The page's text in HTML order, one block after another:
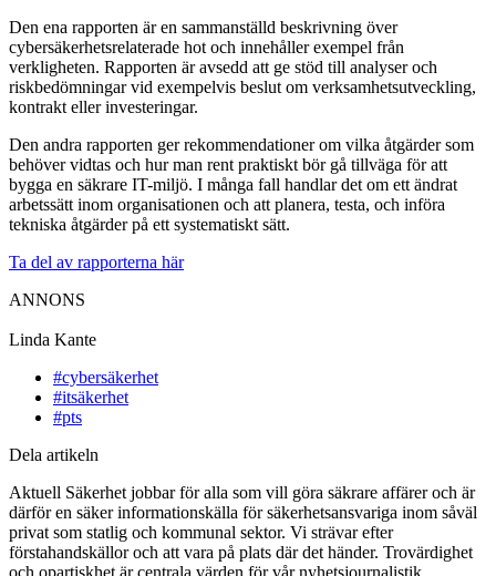
Den ena rapporten är en sammanställd beskrivning över
cybersäkerhetsrelaterade hot och innehåller exempel från
verkligheten. Rapporten är avsedd att ge stöd till analyser och
riskbedömningar vid exempelvis beslut om verksamhetsutveckling,
kontrakt eller investeringar.
Den andra rapporten ger rekommendationer om vilka åtgärder som
behöver vidtas och hur man rent praktiskt bör gå tillväga för att
bygga en säkrare IT-miljö. I många fall handlar det om ett ändrat
arbetssätt inom organisationen och att planera, testa, och införa
tekniska åtgärder på ett systematiskt sätt.
Ta del av rapporterna här
ANNONS
Linda Kante
#cybersäkerhet
#itsäkerhet
#pts
Dela artikeln
Aktuell Säkerhet jobbar för alla som vill göra säkrare affärer och är
därför en säker informationskälla för säkerhetsansvariga inom såväl
privat som statlig och kommunal sektor. Vi strävar efter
förstahandskällor och att vara på plats där det händer. Trovärdighet
och opartiskhet är centrala värden för vår nyhetsjournalistik